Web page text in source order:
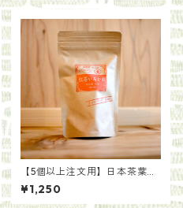
【5個以上注文用】日本茶葉で
作る いろかわ紅茶（ティー
バッグ）
¥1,250